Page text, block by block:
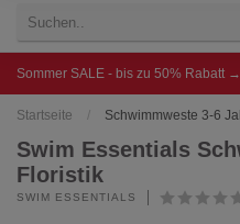
Sommer SALE - bis zu 50% Rabatt →
Startseite / Schwimmweste 3-6
Swim Essentials
Floristik
SWIM ESSENTIALS